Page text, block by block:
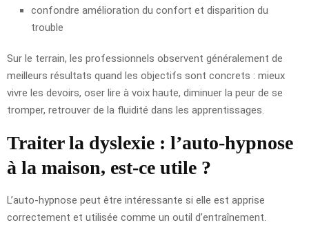
confondre amélioration du confort et disparition du
trouble
Sur le terrain, les professionnels observent généralement de
meilleurs résultats quand les objectifs sont concrets : mieux
vivre les devoirs, oser lire à voix haute, diminuer la peur de se
tromper, retrouver de la fluidité dans les apprentissages.
Traiter la dyslexie : l’auto-hypnose
à la maison, est-ce utile ?
L’auto-hypnose peut être intéressante si elle est apprise
correctement et utilisée comme un outil d’entraînement.